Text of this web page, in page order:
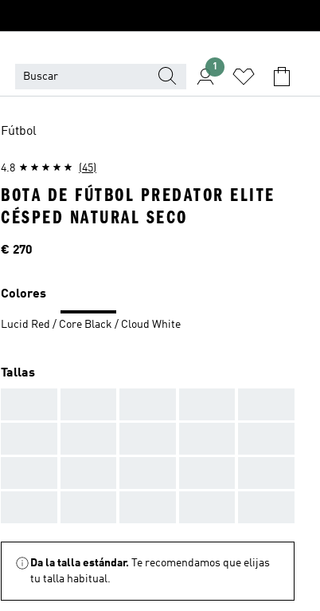
1
Fútbol
4.8 (45)
BOTA DE FÚTBOL PREDATOR ELITE
CÉSPED NATURAL SECO
Precio
€ 270
Colores
Lucid Red / Core Black / Cloud White
Tallas
Da la talla estándar.
Te recomendamos que elijas
tu talla habitual.